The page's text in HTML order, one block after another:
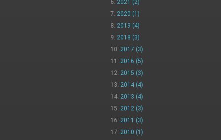
2021 (2)
2020 (1)
2019 (4)
2018 (3)
2017 (3)
2016 (5)
2015 (3)
2014 (4)
2013 (4)
2012 (3)
2011 (3)
2010 (1)